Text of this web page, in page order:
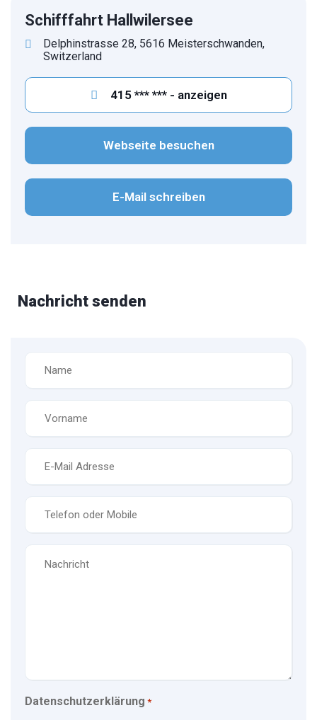
Schifffahrt Hallwilersee
Delphinstrasse 28, 5616 Meisterschwanden,
Switzerland
415 *** *** - anzeigen
Webseite besuchen
E-Mail schreiben
Nachricht senden
*
Datenschutzerklärung *